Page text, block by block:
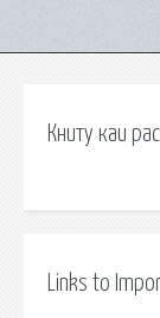
Книту каи
Links to